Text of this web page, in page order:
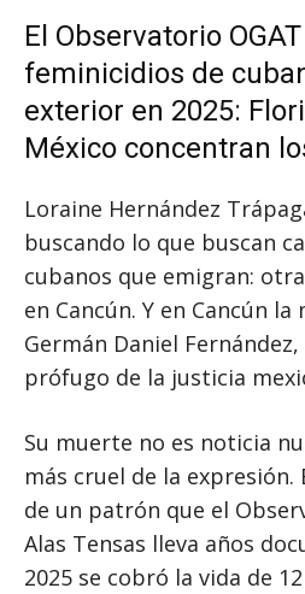
El Observatorio
feminicidios de
exterior en 2025:
México concentran
Loraine Hernández
buscando lo que buscan
cubanos que emigran:
en Cancún. Y en Cancún
Germán Daniel
prófugo de la justicia
Su muerte no es noticia
más cruel de la expresión.
de un patrón que el
Alas Tensas lleva años
2025 se cobró la vida de